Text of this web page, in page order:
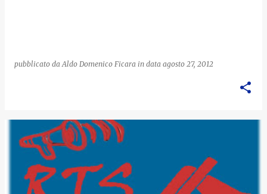
pubblicato da Aldo Domenico Ficara in data agosto 27, 2012